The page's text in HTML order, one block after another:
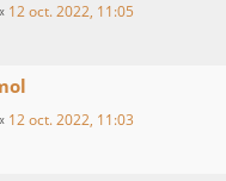
12 oct. 2022, 11:05
12 oct. 2022, 11:03